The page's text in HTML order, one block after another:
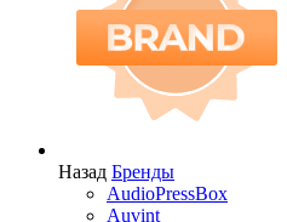
Назад Бренды
AudioPressBox
Auvint